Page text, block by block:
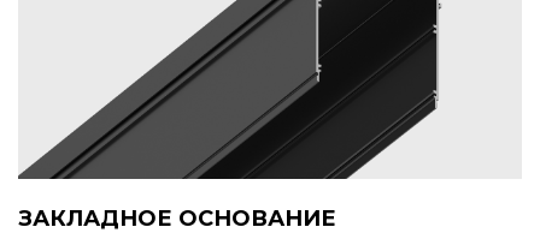
ЗАКЛАДНОЕ ОСНОВАНИЕ